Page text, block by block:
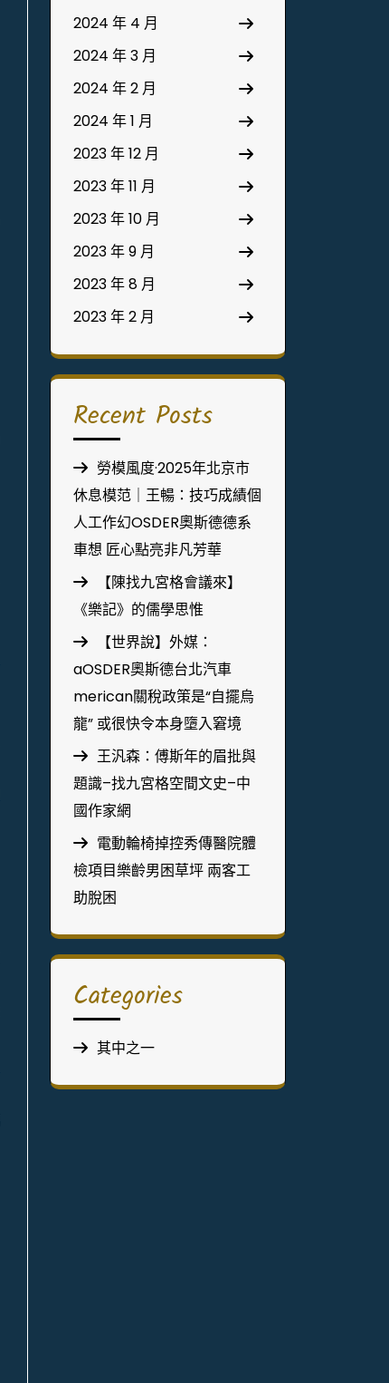
2024 年 4 月
2024 年 3 月
2024 年 2 月
2024 年 1 月
2023 年 12 月
2023 年 11 月
2023 年 10 月
2023 年 9 月
2023 年 8 月
2023 年 2 月
Recent Posts
勞模風度·2025年北京市
休息模范｜王暢：技巧成績個
人工作幻OSDER奧斯德德系
車想 匠心點亮非凡芳華
【陳找九宮格會議來】
《樂記》的儒學思惟
【世界說】外媒：
aOSDER奧斯德台北汽車
merican關稅政策是“自擺烏
龍” 或很快令本身墮入窘境
王汎森：傅斯年的眉批與
題識–找九宮格空間文史–中
國作家網
電動輪椅掉控秀傳醫院體
檢項目樂齡男困草坪 兩客工
助脫困
Categories
其中之一